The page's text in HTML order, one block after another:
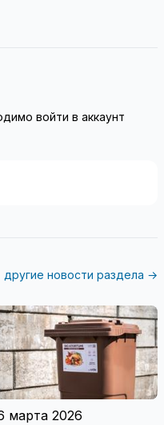
войти в аккаунт
другие новости раздела →
марта 2026